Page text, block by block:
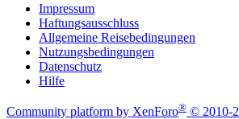
Impressum
Haftungsausschluss
Allgemeine Reisebedingungen
Nutzungsbedingungen
Datenschutz
Hilfe
Community platform by XenForo® © 2010-